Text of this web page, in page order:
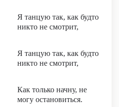
Я танцую так, как будто
никто не смотрит,
Я танцую так, как будто
никто не смотрит,
Как только начну, не
могу остановиться.